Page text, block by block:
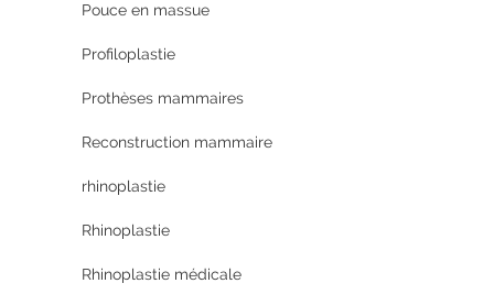
Pouce en massue
Profiloplastie
Prothèses mammaires
Reconstruction mammaire
rhinoplastie
Rhinoplastie
Rhinoplastie médicale